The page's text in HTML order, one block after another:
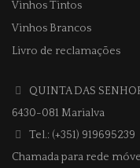
Vinhos Tintos
Vinhos Brancos
Livro de reclamações
QUINTA DAS
6430-081 Marialva
Tel.: (+351) 919695239
Chamada para rede